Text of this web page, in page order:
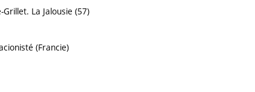
La Jalousie (57)
(Francie)